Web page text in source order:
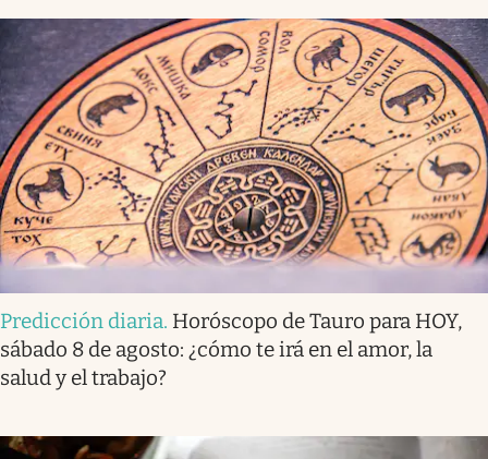
Predicción diaria. Horóscopo de Tauro para HOY,
sábado 8 de agosto: ¿cómo te irá en el amor, la
salud y el trabajo?